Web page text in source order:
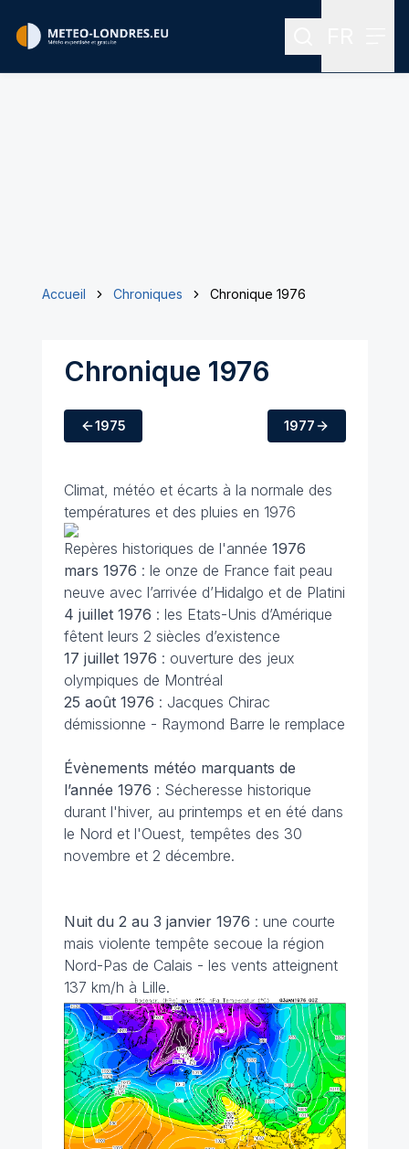
Rechercher
Accueil Chroniques Chronique 1976
Chronique 1976
1975 1977
Climat, météo et écarts à la normale des
températures et des pluies en 1976
Repères historiques de l'année 1976
mars 1976 : le onze de France fait peau
neuve avec l’arrivée d’Hidalgo et de Platini
4 juillet 1976 : les Etats-Unis d’Amérique
fêtent leurs 2 siècles d’existence
17 juillet 1976 : ouverture des jeux
olympiques de Montréal
25 août 1976 : Jacques Chirac
démissionne - Raymond Barre le remplace
Évènements météo marquants de
l’année 1976 : Sécheresse historique
durant l'hiver, au printemps et en été dans
le Nord et l'Ouest, tempêtes des 30
novembre et 2 décembre.
Nuit du 2 au 3 janvier 1976 : une courte
mais violente tempête secoue la région
Nord-Pas de Calais - les vents atteignent
137 km/h à Lille.